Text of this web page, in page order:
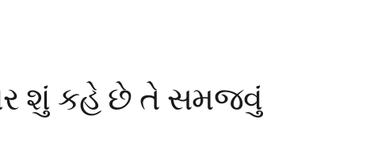
શું કહે છે તે સમજવું